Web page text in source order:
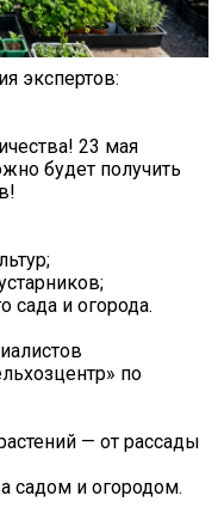
экспертов:
23 мая
будет получить
сада и огорода.
по
— от рассады
садом и огородом.